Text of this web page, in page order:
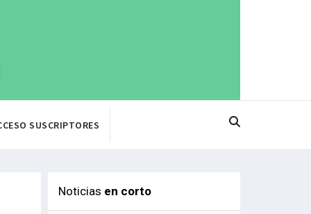
SUSCRIPTORES
Noticias en corto